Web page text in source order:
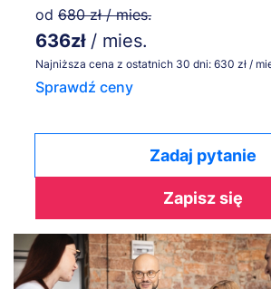
od 680 zł / mies.
636zł / mies.
Najniższa cena z ostatnich 30 dni: 630 zł /
Sprawdź ceny
Zadaj pytanie
Zapisz się